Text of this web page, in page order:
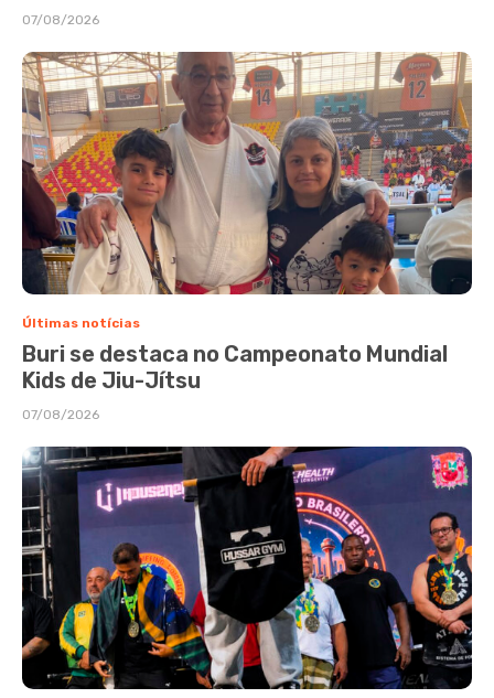
07/08/2026
Últimas notícias
Buri se destaca no Campeonato Mundial
Kids de Jiu-Jítsu
07/08/2026